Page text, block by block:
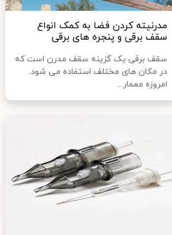
مدرنیته کردن فضا به کمک انواع
سقف برقی و پنجره های برقی
سقف برقی یک گزینه سقف مدرن است که
در مکان های مختلف استفاده می شود.
امروزه معمار...